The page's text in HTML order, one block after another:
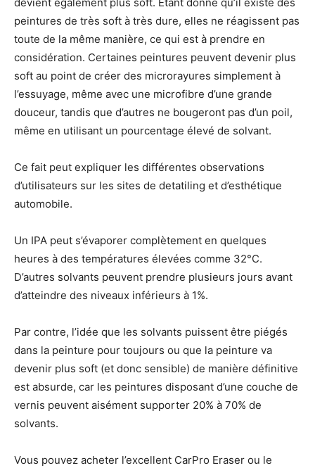
peintures de très soft à très dure, elles ne réagissent pas
toute de la même manière, ce qui est à prendre en
considération. Certaines peintures peuvent devenir plus
soft au point de créer des microrayures simplement à
l’essuyage, même avec une microfibre d’une grande
douceur, tandis que d’autres ne bougeront pas d’un poil,
même en utilisant un pourcentage élevé de solvant.
Ce fait peut expliquer les différentes observations
d’utilisateurs sur les sites de detatiling et d’esthétique
automobile.
Un IPA peut s’évaporer complètement en quelques
heures à des températures élevées comme 32°C.
D’autres solvants peuvent prendre plusieurs jours avant
d’atteindre des niveaux inférieurs à 1%.
Par contre, l’idée que les solvants puissent être piégés
dans la peinture pour toujours ou que la peinture va
devenir plus soft (et donc sensible) de manière définitive
est absurde, car les peintures disposant d’une couche de
vernis peuvent aisément supporter 20% à 70% de
solvants.
Vous pouvez acheter l’excellent CarPro Eraser ou le